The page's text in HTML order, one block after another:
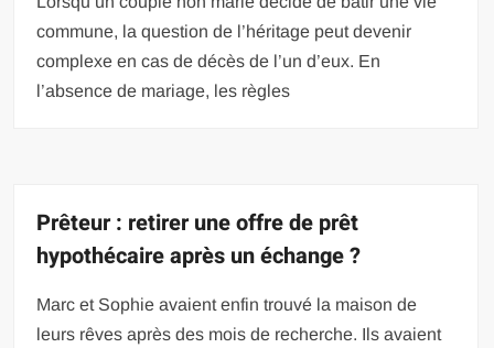
commune, la question de l’héritage peut devenir
complexe en cas de décès de l’un d’eux. En
l’absence de mariage, les règles
Prêteur : retirer une offre de prêt
hypothécaire après un échange ?
Marc et Sophie avaient enfin trouvé la maison de
leurs rêves après des mois de recherche. Ils avaient